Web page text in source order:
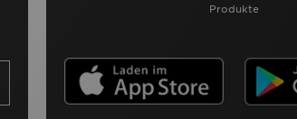
Produkte